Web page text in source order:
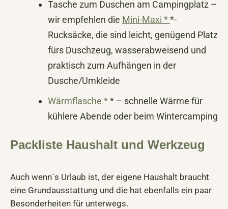
Tasche zum Duschen am Campingplatz –
wir empfehlen die Mini-Maxi **-
Rucksäcke, die sind leicht, genügend Platz
fürs Duschzeug, wasserabweisend und
praktisch zum Aufhängen in der
Dusche/Umkleide
Wärmflasche ** – schnelle Wärme für
kühlere Abende oder beim Wintercamping
Packliste Haushalt und Werkzeug
Auch wenn´s Urlaub ist, der eigene Haushalt braucht
eine Grundausstattung und die hat ebenfalls ein paar
Besonderheiten für unterwegs.